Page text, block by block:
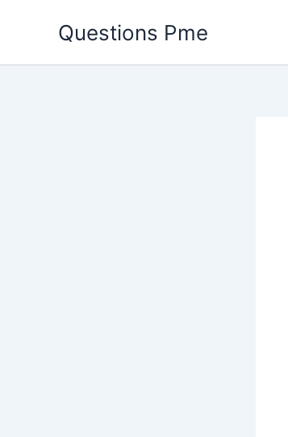
Questions Pme